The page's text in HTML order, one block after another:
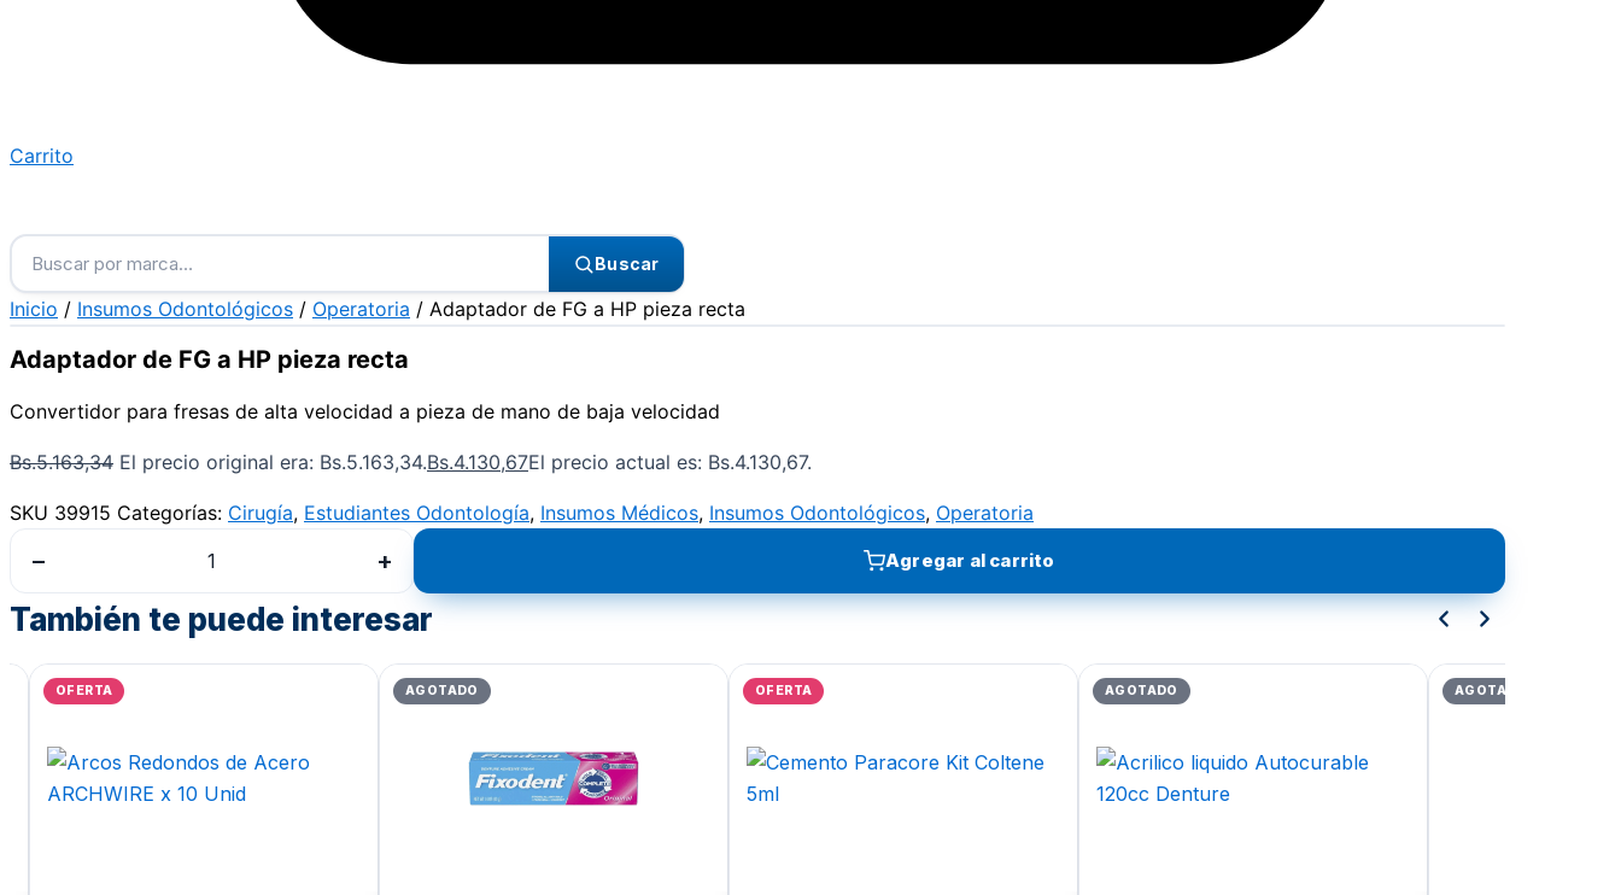
Carrito
Buscar por marca… Buscar
Inicio / Insumos Odontológicos / Operatoria / Adaptador de FG a HP pieza recta
Adaptador de FG a HP pieza recta
Convertidor para fresas de alta velocidad a pieza de mano de baja velocidad
Bs.5.163,34 El precio original era: Bs.5.163,34.Bs.4.130,67El precio actual es: Bs.4.130,67.
SKU 39915 Categorías: Cirugía, Estudiantes Odontología, Insumos Médicos, Insumos Odontológicos, Operatoria
− + Agregar al carrito
También te puede interesar
OFERTA AGOTADO OFERTA AGOTADO AGOTADO